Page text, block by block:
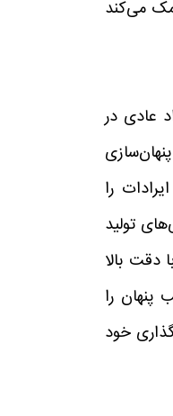
می‌کند
عادی در
را
تولید
دقت بالا
پنهان را
خود